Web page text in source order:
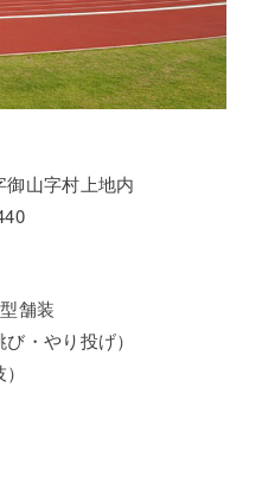
山字村上地内
舗装
・やり投げ）